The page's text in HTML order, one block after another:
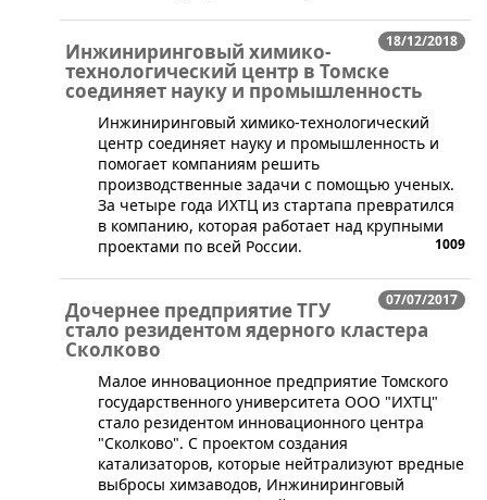
18/12/2018
Инжиниринговый химико-
технологический центр в Томске
соединяет науку и промышленность
​Инжиниринговый химико-технологический
центр соединяет науку и промышленность и
помогает компаниям решить
производственные задачи с помощью ученых.
За четыре года ИХТЦ из стартапа превратился
в компанию, которая работает над крупными
проектами по всей России.
1009
07/07/2017
Дочернее предприятие ТГУ
стало резидентом ядерного кластера
Сколково
​Малое инновационное предприятие Томского
государственного университета ООО "ИХТЦ"
стало резидентом инновационного центра
"Сколково". С проектом создания
катализаторов, которые нейтрализуют вредные
выбросы химзаводов, Инжиниринговый